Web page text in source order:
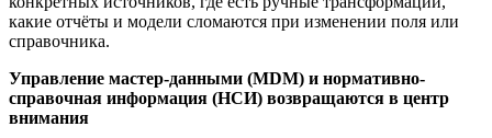
какие отчёты и модели сломаются при изменении поля или
справочника.
Управление мастер-данными (MDM) и нормативно-
справочная информация (НСИ) возвращаются в центр
внимания